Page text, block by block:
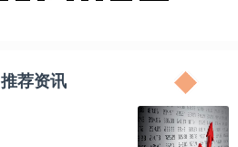
推荐资讯